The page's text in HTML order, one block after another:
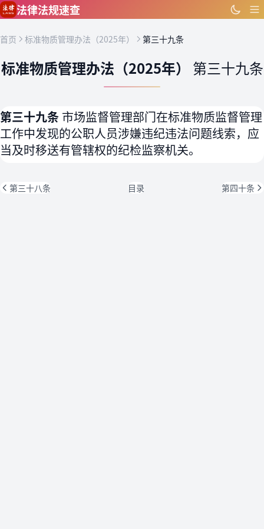
跳到主要内容
法律法规速查
首页 标准物质管理办法（2025年） 第三十九条
标准物质管理办法（2025年） 第三十九条
第三十九条 市场监督管理部门在标准物质监督管理
工作中发现的公职人员涉嫌违纪违法问题线索，应
当及时移送有管辖权的纪检监察机关。
第三十八条 目录 第四十条